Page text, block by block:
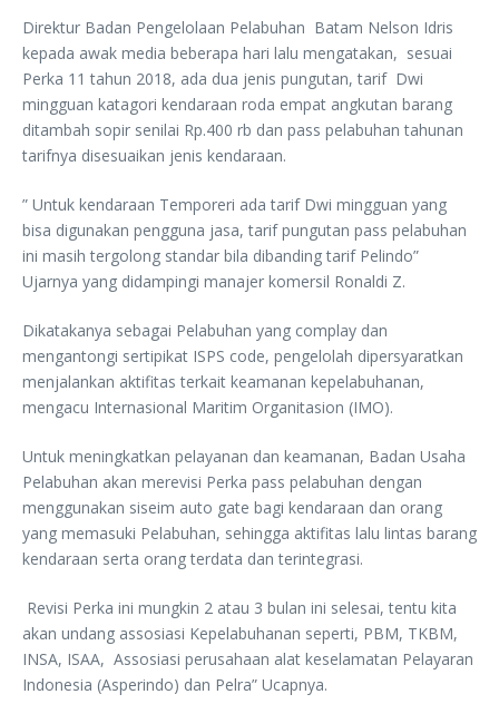
Direktur Badan Pengelolaan Pelabuhan Batam Nelson Idris
kepada awak media beberapa hari lalu mengatakan, sesuai
Perka 11 tahun 2018, ada dua jenis pungutan, tarif Dwi
mingguan katagori kendaraan roda empat angkutan barang
ditambah sopir senilai Rp.400 rb dan pass pelabuhan tahunan
tarifnya disesuaikan jenis kendaraan.
” Untuk kendaraan Temporeri ada tarif Dwi mingguan yang
bisa digunakan pengguna jasa, tarif pungutan pass pelabuhan
ini masih tergolong standar bila dibanding tarif Pelindo”
Ujarnya yang didampingi manajer komersil Ronaldi Z.
Dikatakanya sebagai Pelabuhan yang complay dan
mengantongi sertipikat ISPS code, pengelolah dipersyaratkan
menjalankan aktifitas terkait keamanan kepelabuhanan,
mengacu Internasional Maritim Organitasion (IMO).
Untuk meningkatkan pelayanan dan keamanan, Badan Usaha
Pelabuhan akan merevisi Perka pass pelabuhan dengan
menggunakan siseim auto gate bagi kendaraan dan orang
yang memasuki Pelabuhan, sehingga aktifitas lalu lintas barang
kendaraan serta orang terdata dan terintegrasi.
Revisi Perka ini mungkin 2 atau 3 bulan ini selesai, tentu kita
akan undang assosiasi Kepelabuhanan seperti, PBM, TKBM,
INSA, ISAA, Assosiasi perusahaan alat keselamatan Pelayaran
Indonesia (Asperindo) dan Pelra” Ucapnya.